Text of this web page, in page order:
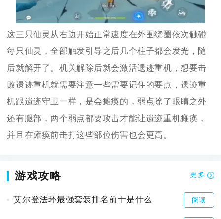
这三只仙灵从右边开始正常速度在外围绕圈依次触碰
每只仙灵，全部触发引导之后几个柱子都会发光，随
后就解开了。机关解除后就会激活遗迹重机，想要击
败遗迹重机就需要注意一些需要记住的要点，遗迹重
机跟遗迹守卫一样，是会瘫痪的，弱点除了眼睛之外
还有腿部，两个弱点都要攻击才能让遗迹重机瘫痪，
并且在瘫痪前击打这些部位伤害也会更高。
游戏攻略 更多
艾尔登法环最强套装排名前十是什么 阅读